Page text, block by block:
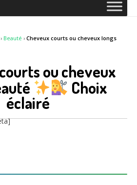
› Beauté › Cheveux courts ou cheveux longs
ou cheveux
Choix
éclairé